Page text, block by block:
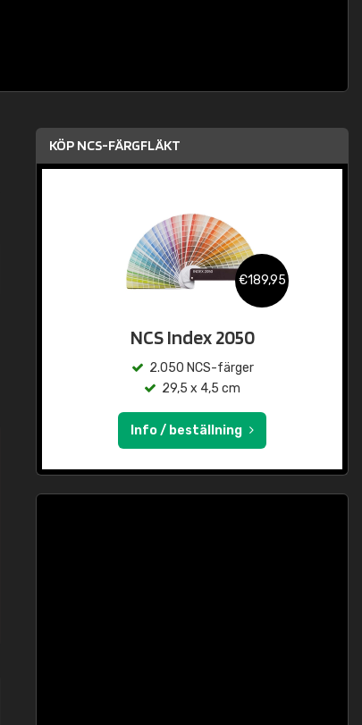
KÖP NCS-FÄRGFLÄKT
€189,95
NCS Index 2050
2.050 NCS-färger
29,5 x 4,5 cm
Info / beställning